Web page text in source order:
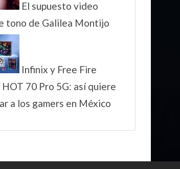
El supuesto video
tono de Galilea Montijo
Infinix y Free Fire
HOT 70 Pro 5G: así quiere
a los gamers en México